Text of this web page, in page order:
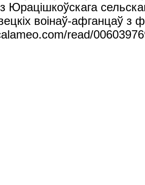
Юрацішкоўскага
воінаў-афганцаў з
read/